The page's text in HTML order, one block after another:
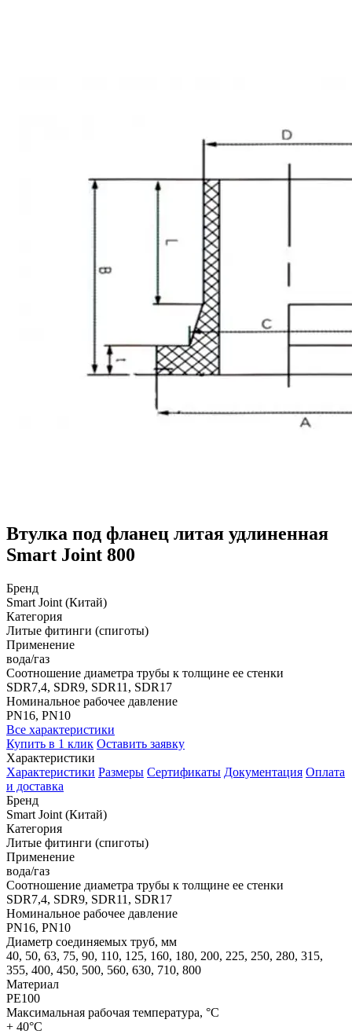
Втулка под фланец литая удлиненная
Smart Joint 800
Бренд
Smart Joint (Китай)
Категория
Литые фитинги (спиготы)
Применение
вода/газ
Соотношение диаметра трубы к толщине ее стенки
SDR7,4, SDR9, SDR11, SDR17
Номинальное рабочее давление
PN16, PN10
Все характеристики
Купить в 1 клик Оставить заявку
Характеристики
Характеристики Размеры Сертификаты Документация Оплата
и доставка
Бренд
Smart Joint (Китай)
Категория
Литые фитинги (спиготы)
Применение
вода/газ
Соотношение диаметра трубы к толщине ее стенки
SDR7,4, SDR9, SDR11, SDR17
Номинальное рабочее давление
PN16, PN10
Диаметр соединяемых труб, мм
40, 50, 63, 75, 90, 110, 125, 160, 180, 200, 225, 250, 280, 315,
355, 400, 450, 500, 560, 630, 710, 800
Материал
PE100
Максимальная рабочая температура, °С
+ 40°С